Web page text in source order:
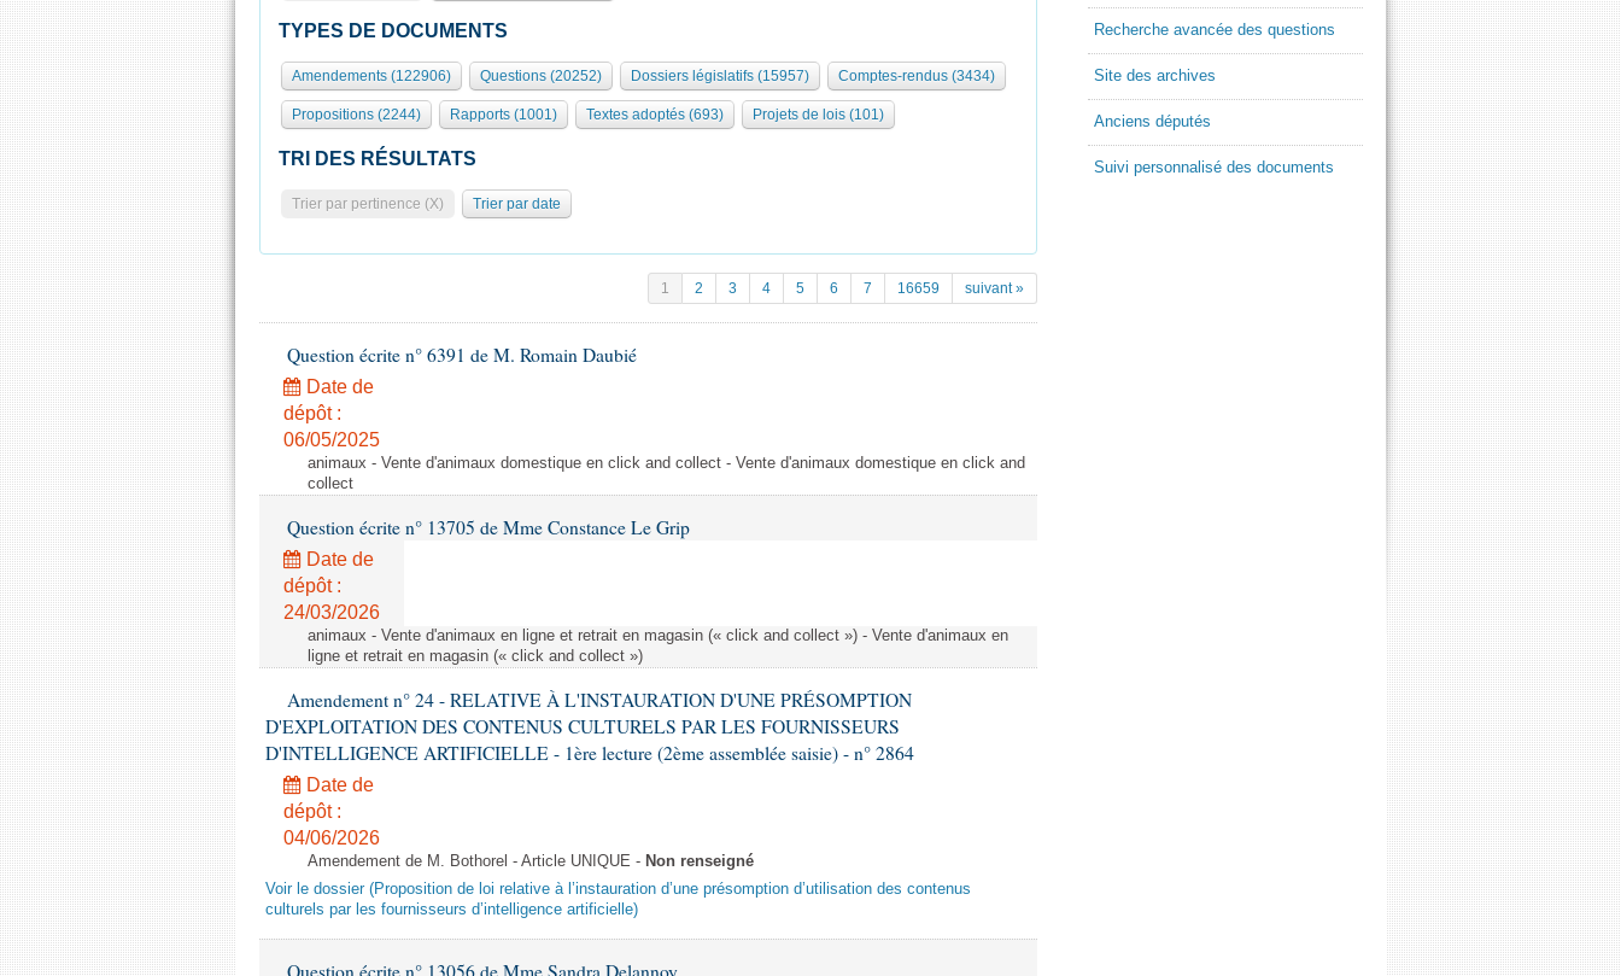
TYPES DE DOCUMENTS
Amendements (122906) Questions (20252) Dossiers législatifs (15957) Comptes-rendus (3434)
Propositions (2244) Rapports (1001) Textes adoptés (693) Projets de lois (101)
TRI DES RÉSULTATS
Trier par pertinence (X) Trier par date
1 2 3 4 5 6 7 16659 suivant »
Question écrite n° 6391 de M. Romain Daubié
Date de
dépôt :
06/05/2025
animaux - Vente d'animaux domestique en click and collect - Vente d'animaux domestique en click and
collect
Question écrite n° 13705 de Mme Constance Le Grip
Date de
dépôt :
24/03/2026
animaux - Vente d'animaux en ligne et retrait en magasin (« click and collect ») - Vente d'animaux en
ligne et retrait en magasin (« click and collect »)
Amendement n° 24 - RELATIVE À L'INSTAURATION D'UNE PRÉSOMPTION
D'EXPLOITATION DES CONTENUS CULTURELS PAR LES FOURNISSEURS
D'INTELLIGENCE ARTIFICIELLE - 1ère lecture (2ème assemblée saisie) - n° 2864
Date de
dépôt :
04/06/2026
Amendement de M. Bothorel - Article UNIQUE - Non renseigné
Voir le dossier (Proposition de loi relative à l’instauration d’une présomption d’utilisation des contenus
culturels par les fournisseurs d’intelligence artificielle)
Question écrite n° 13056 de Mme Sandra Delannoy
Recherche avancée des questions
Site des archives
Anciens députés
Suivi personnalisé des documents